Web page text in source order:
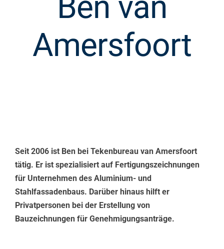
Amersfoort
Seit 2006 ist Ben bei Tekenbureau van Amersfoort
tätig. Er ist spezialisiert auf Fertigungszeichnungen
für Unternehmen des Aluminium- und
Stahlfassadenbaus. Darüber hinaus hilft er
Privatpersonen bei der Erstellung von
Bauzeichnungen für Genehmigungsanträge.